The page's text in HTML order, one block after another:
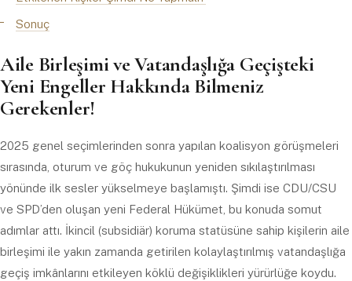
Sonuç
Aile Birleşimi ve Vatandaşlığa Geçişteki
Yeni Engeller Hakkında Bilmeniz
Gerekenler!
2025 genel seçimlerinden sonra yapılan koalisyon görüşmeleri
sırasında, oturum ve göç hukukunun yeniden sıkılaştırılması
yönünde ilk sesler yükselmeye başlamıştı. Şimdi ise CDU/CSU
ve SPD’den oluşan yeni Federal Hükümet, bu konuda somut
adımlar attı. İkincil (subsidiär) koruma statüsüne sahip kişilerin aile
birleşimi ile yakın zamanda getirilen kolaylaştırılmış vatandaşlığa
geçiş imkânlarını etkileyen köklü değişiklikleri yürürlüğe koydu.